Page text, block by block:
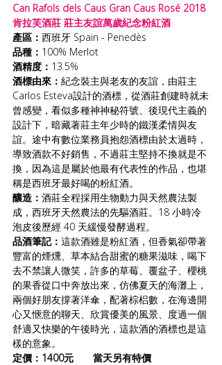
Can Rafols dels Caus Gran Caus Rosé 2018
肯拉芙酒莊 莊主友誼萬歲紀念粉紅酒
產區： 西班牙 Spain - Penedès
品種： 100% Merlot
酒精度： 13.5%
酒標由來： 紀念裝主與老友的友誼，由莊主
Carlos Esteva設計的酒標，從酒莊創建時就未
曾感變，看似多種神神秘符號、後現代主義的
設計下，暗藏著莊主年少時的鐵漢柔情與友
誼。途中有數位業務員抱怨酒標由於太過時，
導致酒款不好銷售，不過莊主堅持不換就是不
換，因為這是屬於他最有代表性的作品，也堪
稱是西班牙最好喝的粉紅酒。
釀造： 酒莊全程採用生物動力與天然農法製
成，西班牙天然農法的先驅酒莊。18 小時冷
泡皮後歷經 40 天緩慢發酵過程。
品酒筆記： 這款酒雖是粉紅酒，但香氣卻帶著
豐富的煙燻、草本結合甜蜜的糖果滋味，喝下
去不禁讓人微笑，許多的草莓、覆盆子、櫻桃
的果香從口中奔放出來，仿佛夏天的海灘上，
兩個好朋友撐著洋傘，配著棕梠數，在海邊開
心又愜意的聊天、欣賞優美的風景、度過一個
舒適又快樂的午後時光，這款酒的酒標也是這
樣的意象。
定價：1400元       當天另有特價